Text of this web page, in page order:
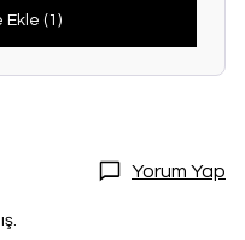
(1)
Yorum Yap